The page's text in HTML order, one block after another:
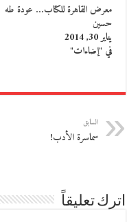
معرض القاهرة للكتاب… عودة طه
حسين
يناير 30, 2014
في "إضاءات"
السابق
سماسرة الأدب!
اترك تعليقاً